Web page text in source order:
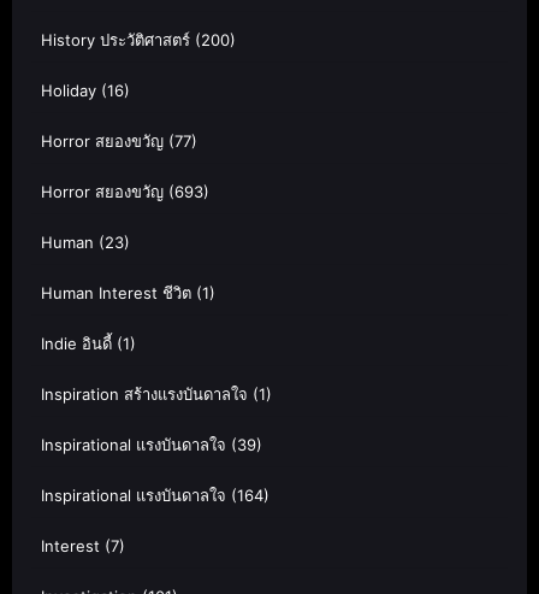
History ประวัติศาสตร์ (200)
Holiday (16)
Horror สยองขวัญ (77)
Horror สยองขวัญ (693)
Human (23)
Human Interest ชีวิต (1)
Indie อินดี้ (1)
Inspiration สร้างแรงบันดาลใจ (1)
Inspirational แรงบันดาลใจ (39)
Inspirational แรงบันดาลใจ (164)
Interest (7)